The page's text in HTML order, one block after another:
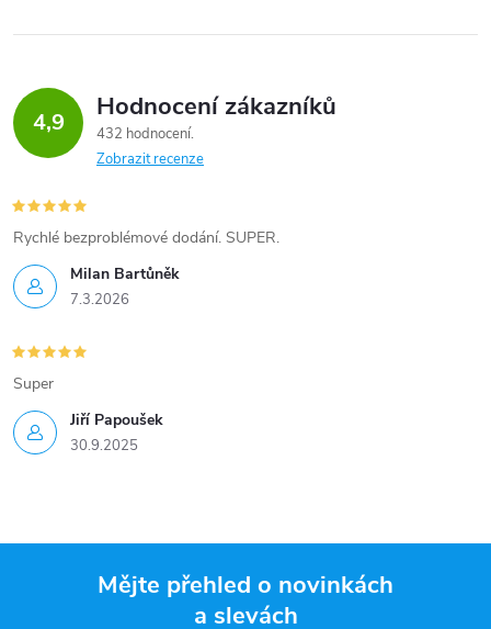
4,9 Hodnocení zákazníků
432 hodnocení
Zobrazit recenze
Milan Bartůněk
7.3.2026
Rychlé bezproblémové dodání. SUPER.
Jiří Papoušek
30.9.2025
Super
Mějte přehled o novinkách
a slevách